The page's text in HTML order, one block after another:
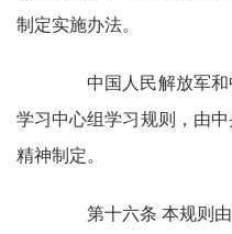
制定实施办法。
中国人民解放军和
学习中心组学习规则，由
精神制定。
第十六条 本规则由